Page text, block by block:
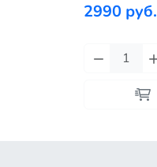
2990 руб.